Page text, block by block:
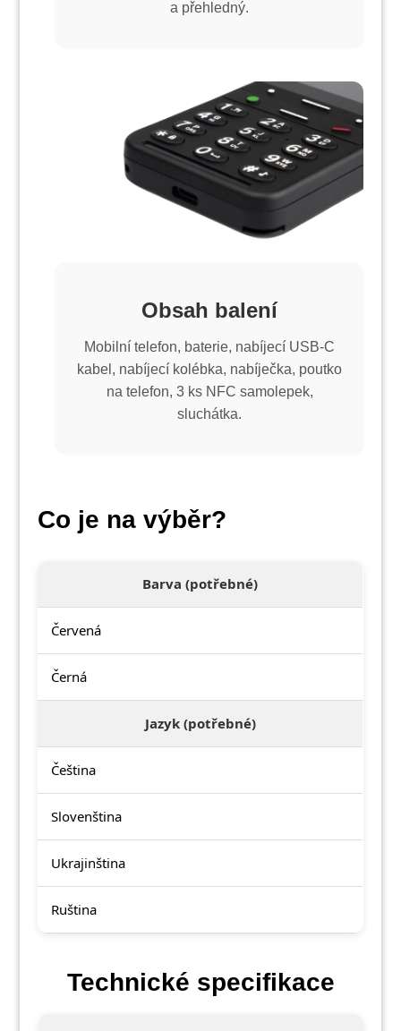
a přehledný.
Obsah balení
Mobilní telefon, baterie, nabíjecí USB-C
kabel, nabíjecí kolébka, nabíječka, poutko
na telefon, 3 ks NFC samolepek,
sluchátka.
Co je na výběr?
Barva (potřebné)
Červená
Černá
Jazyk (potřebné)
Čeština
Slovenština
Ukrajinština
Ruština
Technické specifikace